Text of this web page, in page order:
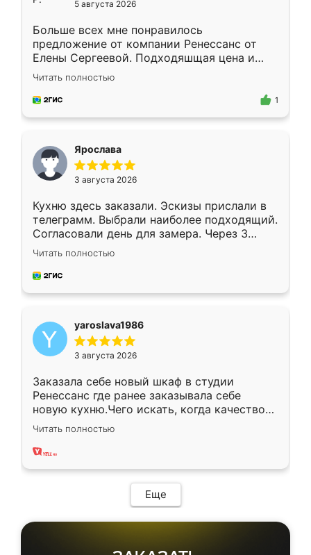
5 августа 2026
Больше всех мне понравилось
предложение от компании Ренессанс от
Елены Сергеевой. Подходяшщая цена и
короткие сроки изготовления. Приехавший
для замера сотрудник Владислав
предложил по моему эскизу самый
Читать полностью
1
Ярослава
3 августа 2026
Кухню здесь заказали. Эскизы прислали в
телеграмм. Выбрали наиболее подходящий.
Согласовали день для замера. Через 3
недели кухня была уже готова. Остались
довольны работой. Спасибо Ренессанс
мебель за качественную работу!
Читать полностью
yaroslava1986
3 августа 2026
Заказала себе новый шкаф в студии
Ренессанс где ранее заказывала себе
новую кухню.Чего искать, когда качеством
вполне довольна. Служит кухня уже почти
два года, нареканий нет.
Читать полностью
Еще